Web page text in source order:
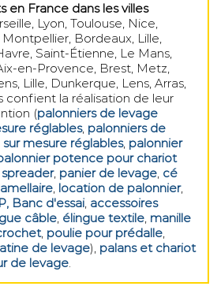
en France dans les villes
Lyon, Toulouse, Nice,
Bordeaux, Lille,
Saint-Étienne, Le Mans,
en-Provence, Brest, Metz,
Lille, Dunkerque, Lens, Arras,
confient la réalisation de leur
(palonniers de levage
réglables, palonniers de
mesure réglables, palonnier
potence pour chariot
spreader, panier de levage, cé
, location de palonnier,
Banc d'essai, accessoires
câble, élingue textile, manille
, poulie pour prédalle,
de levage), palans et chariot
de levage.